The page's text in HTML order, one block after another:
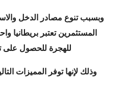
وبسبب تنوع مصادر الدخل
المستثمرين تعتبر بريطانيا
للهجرة للحصول على
وذلك لإنها توفر المميزات